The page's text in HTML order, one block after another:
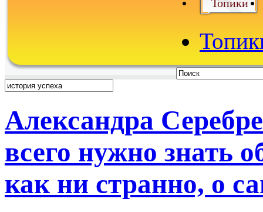
Топики
Александра
всего нужно знать
как ни странно, о